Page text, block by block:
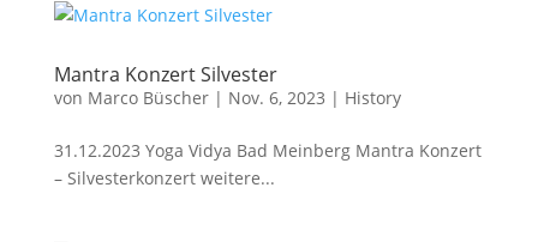
Mantra Konzert Silvester
von Marco Büscher| Nov. 6, 2023 | History
31.12.2023 Yoga Vidya Bad Meinberg Mantra Konzert
– Silvesterkonzert weitere...